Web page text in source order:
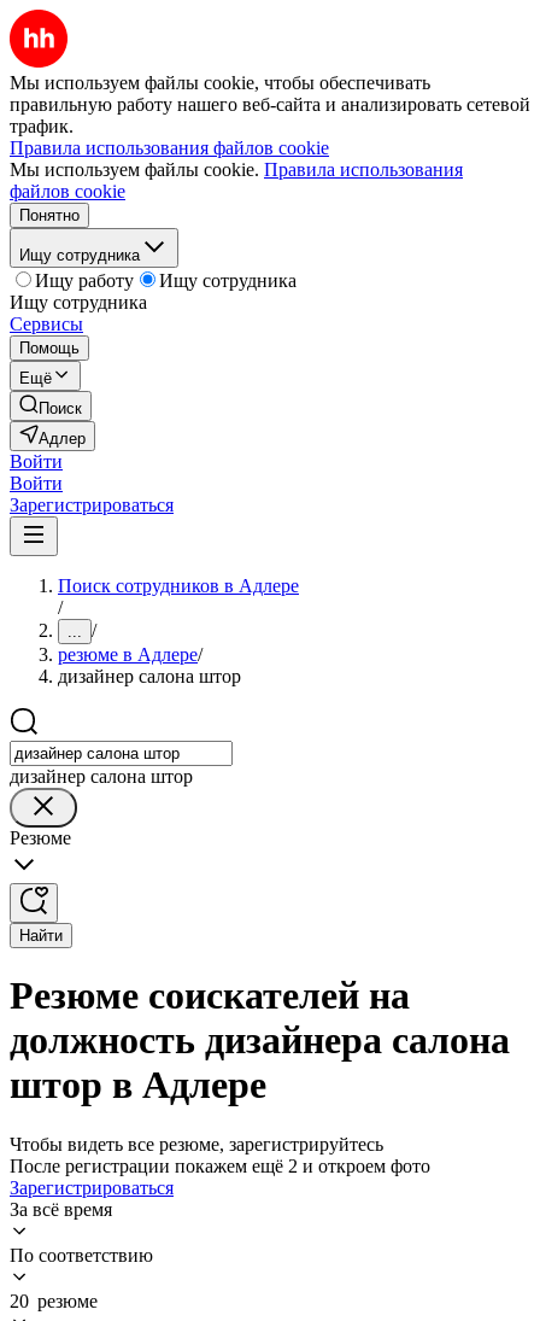
Мы используем файлы cookie, чтобы обеспечивать
правильную работу нашего веб-сайта и анализировать сетевой
трафик.
Правила использования файлов cookie
Мы используем файлы cookie. Правила использования
файлов cookie
Понятно
Ищу сотрудника
Ищу работу
Ищу сотрудника
Ищу сотрудника
Сервисы
Помощь
Ещё
Поиск
Адлер
Войти
Войти
Зарегистрироваться
Поиск сотрудников в Адлере
/
... /
резюме в Адлере/
дизайнер салона штор
дизайнер салона штор
Резюме
Найти
Резюме соискателей на
должность дизайнера салона
штор в Адлере
Чтобы видеть все резюме, зарегистрируйтесь
После регистрации покажем ещё 2 и откроем фото
Зарегистрироваться
За всё время
По соответствию
20 резюме